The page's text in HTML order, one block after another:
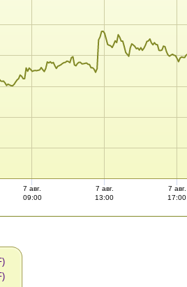
7 авг.
09:00
7 авг.
13:00
7 авг.
17:00